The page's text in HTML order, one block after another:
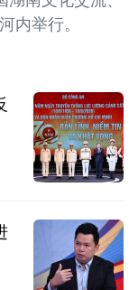
内举行。